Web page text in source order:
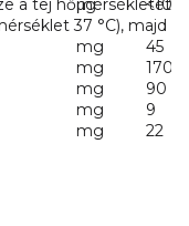
a tej hőmérsékletét
37 °C), majd
μg
<100
mg
45
mg
170
mg
90
mg
9
mg
22